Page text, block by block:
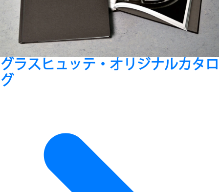
グラスヒュッテ・オリジナルカタロ
グ